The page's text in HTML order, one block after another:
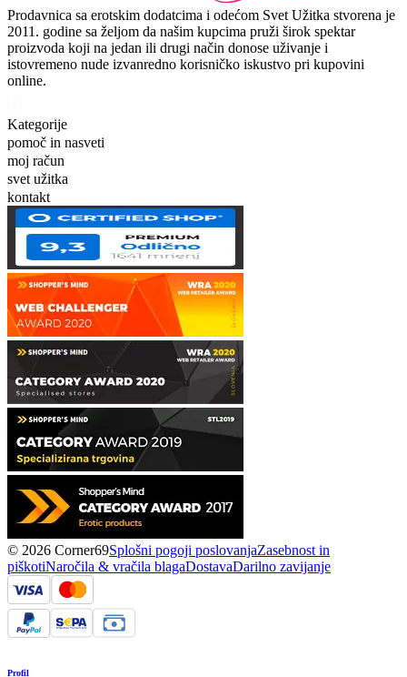
Prodavnica sa erotskim dodatcima i odećom Svet Užitka stvorena je
2011. godine sa željom da našim kupcima pruži širok spektar
proizvoda koji na jedan ili drugi način donose uživanje i
istovremeno nude izvanredno korisničko iskustvo pri kupovini
online.
Kategorije
pomoč in nasveti
moj račun
svet užitka
kontakt
© 2026 Corner69Splošni pogoji poslovanjaZasebnost in
piškotiNaročila & vračila blagaDostavaDarilno zavijanje
Profil